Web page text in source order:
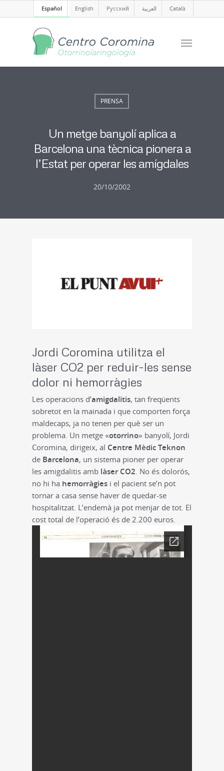
Español English Русский العربية Català
PRENSA
Un metge banyolí aplica a
Barcelona una tècnica pionera a
l’Estat per operar les amígdales
20/10/2002
Jordi Coromina utilitza el
làser CO2 per reduir-les sense
dolor ni hemorràgies
Les operacions d’amigdalitis, tan freqüents
sobretot en la mainada i que comporten força
maldecaps, ja no tenen per què ser un
problema. Un metge «otorrino» banyolí, Jordi
Coromina, dirigeix, al Centre Mèdic Teknon
de Barcelona, un sistema pioner per operar
les amigdalitis amb làser CO2 . No és dolorós,
no hi ha hemorràgies i el pacient se’n pot
tornar a casa sense haver de quedar-se
hospitalitzat. L’endemà ja pot menjar de tot. El
cost total de l’operació és de 2.200 euros.